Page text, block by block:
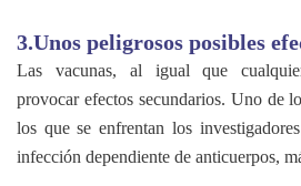
3.Unos peligrosos posibles
Las vacunas, al igual que
provocar efectos secundarios. Uno de
los que se enfrentan los
infección dependiente de anticuerpos,